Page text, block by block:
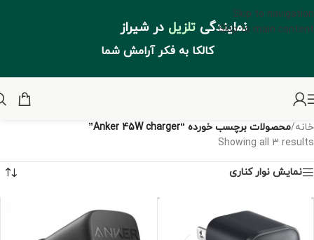
Skip to navigation
Skip to main content
نمایندگی تلزیل در شیراز
کالکا به فکر آرامش شما
خانه/محصولات برچسب خورده “Anker 45W charger”
Showing all 3 results
نمایش نوار کناری